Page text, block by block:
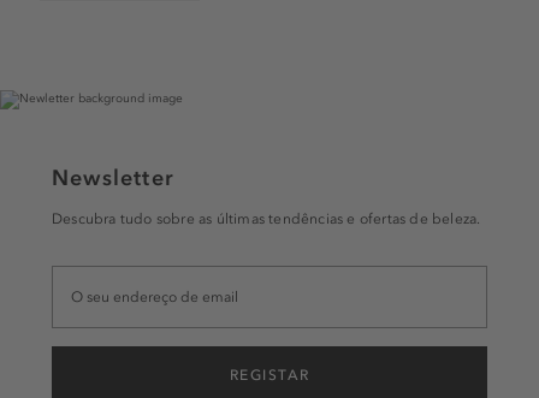
Newsletter
Descubra tudo sobre as últimas tendências e ofertas de beleza.
REGISTAR